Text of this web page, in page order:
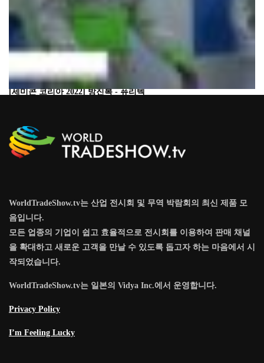
[세미콘 코리아 2022] 방진복 - 퓨리텍
WorldTradeShow.tv는 산업 전시회 및 무역 박람회의 최신 제품 모
음입니다.
모든 업종의 기업이 쉽고 효율적으로 전시회를 이용하여 판매 채널
을 확대하고 새로운 고객을 만날 수 있도록 돕고자 하는 마음에서 시
작되었습니다.
WorldTradeShow.tv는 일본의 Vidya Inc.에서 운영합니다.
Privacy Policy
I’m Feeling Lucky